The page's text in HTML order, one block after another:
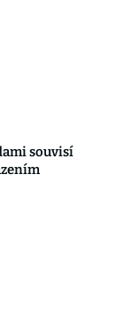
souvisí